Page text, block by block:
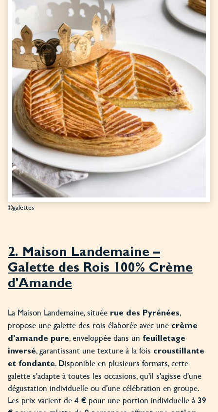
©galettes
2. Maison Landemaine –
Galette des Rois 100% Crème
d'Amande
La Maison Landemaine, située rue des Pyrénées,
propose une galette des rois élaborée avec une crème
d'amande pure, enveloppée dans un feuilletage
inversé, garantissant une texture à la fois croustillante
et fondante. Disponible en plusieurs formats, cette
galette s'adapte à toutes les occasions, qu'il s'agisse d'une
dégustation individuelle ou d'une célébration en groupe.
Les prix varient de 4 € pour une portion individuelle à 39